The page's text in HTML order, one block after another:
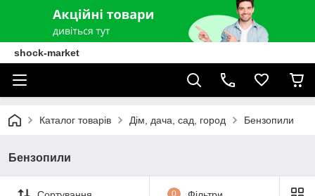
shock-market
Каталог товарів Дім, дача, сад, город Бензопили
Бензопили
0